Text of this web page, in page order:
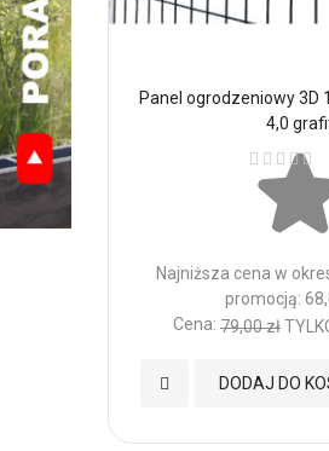
Panel ogrodzeniowy 3D
4,0
Ocena:
Najniższa cena w
promocją:
Cena: 79,00 zł
DODAJ DO
Dodaj